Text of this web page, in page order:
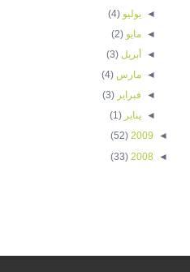
◄ يوليو (4)
◄ مايو (2)
◄
أبريل (3)
◄ مارس (4)
◄ فبراير (3)
◄ يناير (1)
◄
2009
(52)
◄
2008
(33)